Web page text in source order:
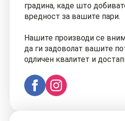
градина, каде што
вредност за вашите пари.
Нашите производи се
да ги задоволат вашите
одличен квалитет и